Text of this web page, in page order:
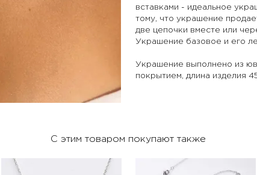
вставками - идеальное
тому, что украшение
две цепочки вместе или
Украшение базовое и его
Украшение выполнено из
покрытием, длина изделия
С этим товаром покупают также